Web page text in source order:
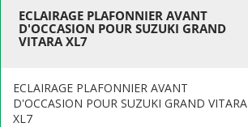
ECLAIRAGE PLAFONNIER AVANT
D'OCCASION POUR SUZUKI GRAND
VITARA XL7
ECLAIRAGE PLAFONNIER AVANT
D'OCCASION POUR SUZUKI GRAND VITARA
XL7